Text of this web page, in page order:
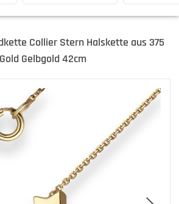
Collier Stern Halskette aus 375
Gold Gelbgold 42cm